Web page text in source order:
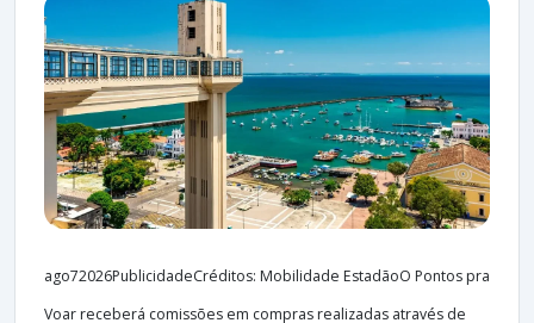
ago72026PublicidadeCréditos: Mobilidade EstadãoO Pontos pra
Voar receberá comissões em compras realizadas através de